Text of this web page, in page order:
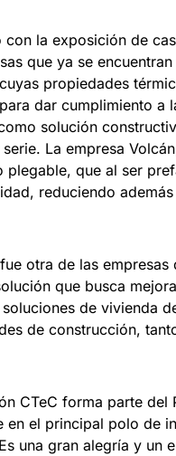
con la exposición de
que ya se
propiedades
dar cumplimiento a
solución
La empresa
plegable, que al ser
reduciendo
otra de las
que busca
de vivienda
de construcción,
CTeC forma parte
en el principal polo de
una gran alegría y un